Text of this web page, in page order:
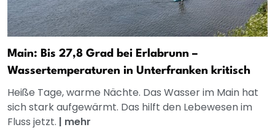
Main: Bis 27,8 Grad bei Erlabrunn –
Wassertemperaturen in Unterfranken kritisch
Heiße Tage, warme Nächte. Das Wasser im Main hat
sich stark aufgewärmt. Das hilft den Lebewesen im
Fluss jetzt. | mehr